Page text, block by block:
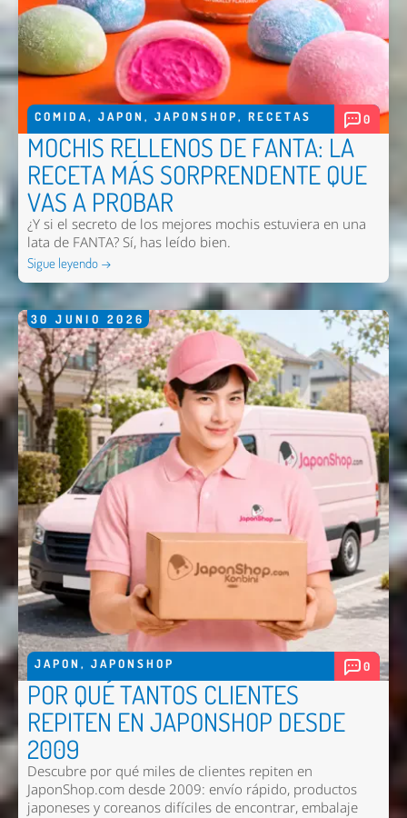
COMIDA, JAPON , JAPONSHOP, RECETAS 0
MOCHIS RELLENOS DE FANTA: LA
RECETA MÁS SORPRENDENTE QUE
VAS A PROBAR
¿Y si el secreto de los mejores mochis estuviera en una
lata de FANTA? Sí, has leído bien.
Sigue leyendo →
30 JUNIO 2026
JAPON , JAPONSHOP 0
POR QUÉ TANTOS CLIENTES
REPITEN EN JAPONSHOP DESDE
2009
Descubre por qué miles de clientes repiten en
JaponShop.com desde 2009: envío rápido, productos
japoneses y coreanos difíciles de encontrar, embalaje